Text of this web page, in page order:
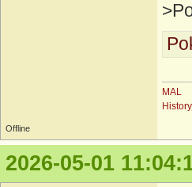
MAL
Offline
2026-05-01